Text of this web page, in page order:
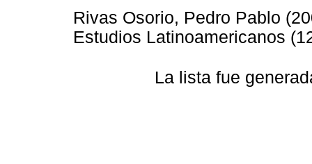
Rivas Osorio, Pedro Pablo
Estudios Latinoamericanos
La lista fue